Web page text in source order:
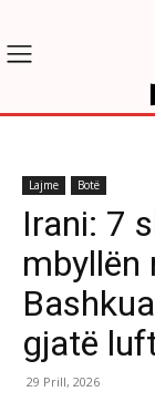
Lajme Botë
Irani: 7
mbyllën
gjatë
29 Prill, 2026